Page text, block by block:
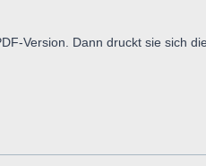
Version. Dann druckt sie sich